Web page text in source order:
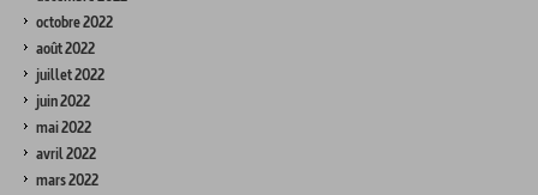
octobre 2022
août 2022
juillet 2022
juin 2022
mai 2022
avril 2022
mars 2022